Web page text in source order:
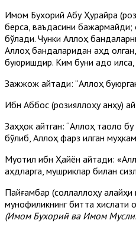
Имом Бухорий Абу Ҳурайра
берса, ваъдасини бажармайди;
бўлади. Чунки Аллоҳ
Аллоҳ бандаларидан аҳд
буюришдир. Ким буни адо қилса,
Зажжож айтади: “Аллоҳ
Ибн Аббос (розияллоҳу анҳу)
Заҳҳок айтган: “Аллоҳ таоло
бўлиб, Аллоҳ фарз қилган
Муқотил ибн Ҳайён айтади:
аҳдларга, мушриклар билан
Пайғамбар (соллаллоҳу алайҳи
мунофиқликнинг битта
(Имом Бухорий ва Имом